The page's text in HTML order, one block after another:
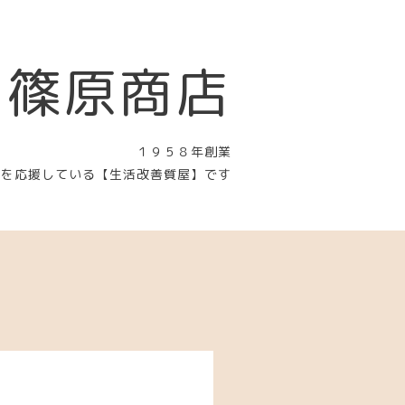
原商店
１９５８年創業
応援している【生活改善質屋】です